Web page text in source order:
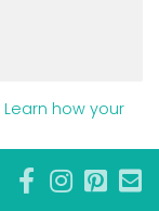
Learn how your